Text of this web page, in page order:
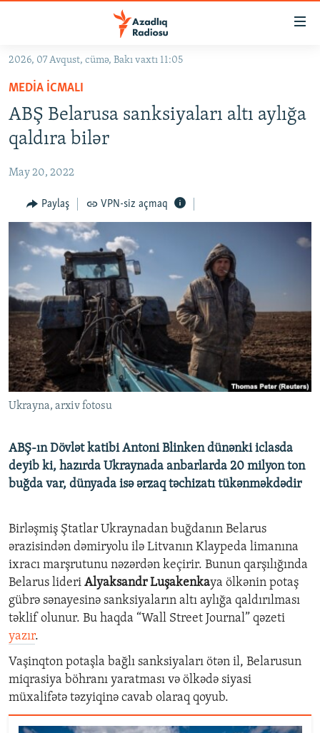
Əsas
qayıt
Əsas
naviqasiyaya
qayıt
GÜNDƏM
KORRUPSIOMETR
#ƏSLINDƏ
FƏRQƏ BAX
QANUNI DOĞRU
ARAŞDIRMA
MULTIMEDIA
VIDEO
FOTOQALEREYA
İNFOQRAFIKA
KARIKATURA
RADIO ARXIV
OXU ZALI
AZƏRBAYCAN ƏDƏBIYYATI KITABXANASI
İSLAM VƏ DEMOKRATIYA
İZ - MƏDƏNIYYƏT PROQRAMI
HAQQIMIZDA
MISSIYAMIZ
PEŞƏ ETIKASI VƏ JURNALISTIKA STANDARTLARIMIZ
MATERIALLARIMIZDAN ISTIFADƏ
AZADLIQRADIOSU MOBIL TELEFONUNUZDA
XƏBƏR BÜLLETENLƏRIMIZ
BIZI IZLƏ
RFE/RL-in bütün saytları
2026, 07 Avqust, cümə, Bakı vaxtı 11:05
MEDIA ICMALI
ABŞ Belarusa sanksiyaları altı aylığa
qaldıra bilər
May 20, 2022
Paylaş VPN-siz açmaq
Ukrayna, arxiv fotosu
ABŞ-ın Dövlət katibi Antoni Blinken dünənki iclasda
deyib ki, hazırda Ukraynada anbarlarda 20 milyon ton
buğda var, dünyada isə ərzaq təchizatı tükənməkdədir
Birləşmiş Ştatlar Ukraynadan buğdanın Belarus
ərazisindən dəmiryolu ilə Litvanın Klaypeda limanına
ixracı marşrutunu nəzərdən keçirir. Bunun qarşılığında
Belarus lideri Alyaksandr Luşakenkaya ölkənin potaş
gübrə sənayesinə sanksiyaların altı aylığa qaldırılması
təklif olunur. Bu haqda “Wall Street Journal” qəzeti
yazır.
Vaşinqton potaşla bağlı sanksiyaları ötən il, Belarusun
miqrasiya böhranı yaratması və ölkədə siyasi
müxalifətə təzyiqinə cavab olaraq qoyub.